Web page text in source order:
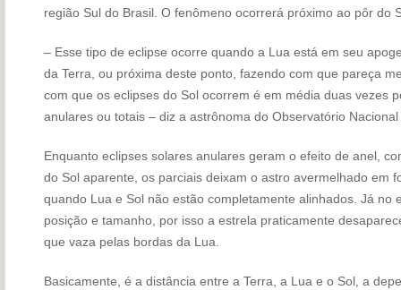
região Sul do Brasil. O fenômeno ocorrerá próximo ao pôr do
– Esse tipo de eclipse ocorre quando a Lua está em seu
da Terra, ou próxima deste ponto, fazendo com que pareça
com que os eclipses do Sol ocorrem é em média duas vezes
anulares ou totais – diz a astrônoma do Observatório
Enquanto eclipses solares anulares geram o efeito de anel,
do Sol aparente, os parciais deixam o astro avermelhado em
quando Lua e Sol não estão completamente alinhados. Já no
posição e tamanho, por isso a estrela praticamente
que vaza pelas bordas da Lua.
Basicamente, é a distância entre a Terra, a Lua e o Sol, a